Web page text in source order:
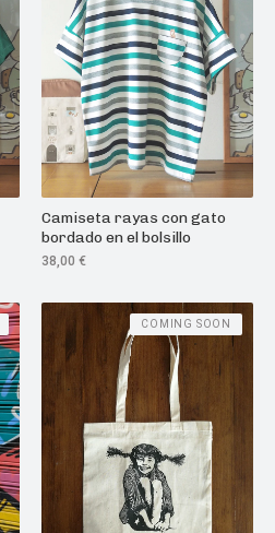
Camiseta rayas con gato
bordado en el bolsillo
38,00 €
COMING SOON